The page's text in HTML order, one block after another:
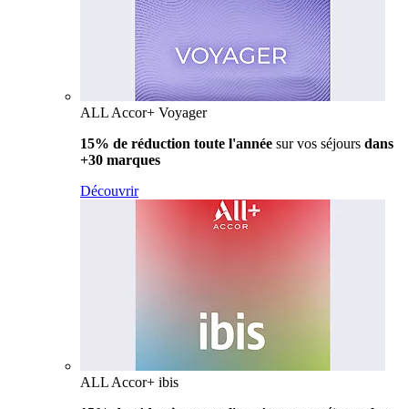
ALL Accor+ Voyager
15% de réduction toute l'année sur vos séjours dans
+30 marques
Découvrir
ALL Accor+ ibis